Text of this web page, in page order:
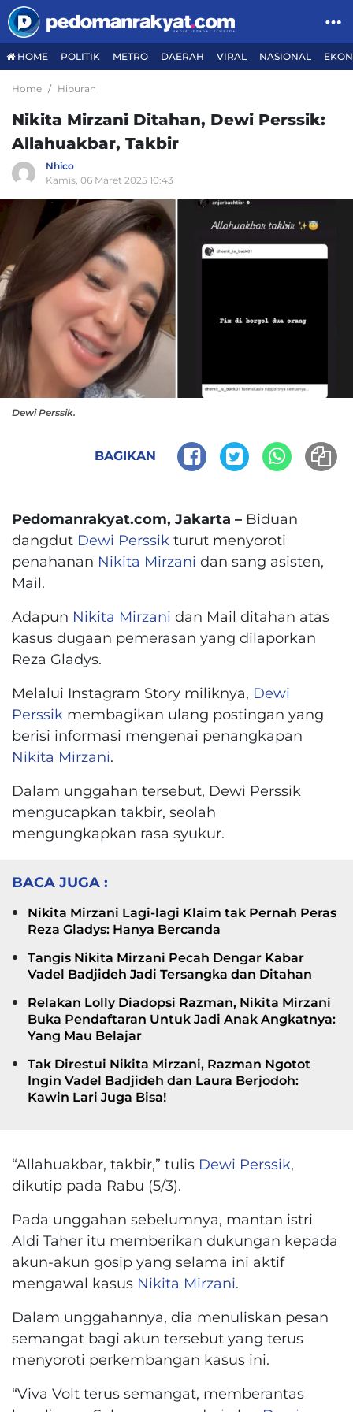
HOME POLITIK METRO DAERAH VIRAL NASIONAL
Home Hiburan
Nikita Mirzani Ditahan, Dewi Perssik:
Allahuakbar, Takbir
Nhico
Kamis, 06 Maret 2025 10:43
Dewi Perssik.
BAGIKAN
Pedomanrakyat.com, Jakarta – Biduan
dangdut Dewi Perssik turut menyoroti
penahanan Nikita Mirzani dan sang asisten,
Mail.
Adapun Nikita Mirzani dan Mail ditahan atas
kasus dugaan pemerasan yang dilaporkan
Reza Gladys.
Melalui Instagram Story miliknya, Dewi
Perssik membagikan ulang postingan yang
berisi informasi mengenai penangkapan
Nikita Mirzani.
Dalam unggahan tersebut, Dewi Perssik
mengucapkan takbir, seolah
mengungkapkan rasa syukur.
BACA JUGA :
Nikita Mirzani Lagi-lagi Klaim tak Pernah Peras
Reza Gladys: Hanya Bercanda
Tangis Nikita Mirzani Pecah Dengar Kabar
Vadel Badjideh Jadi Tersangka dan Ditahan
Relakan Lolly Diadopsi Razman, Nikita Mirzani
Buka Pendaftaran Untuk Jadi Anak Angkatnya:
Yang Mau Belajar
Tak Direstui Nikita Mirzani, Razman Ngotot
Ingin Vadel Badjideh dan Laura Berjodoh:
Kawin Lari Juga Bisa!
“Allahuakbar, takbir,” tulis Dewi Perssik,
dikutip pada Rabu (5/3).
Pada unggahan sebelumnya, mantan istri
Aldi Taher itu memberikan dukungan kepada
akun-akun gosip yang selama ini aktif
mengawal kasus Nikita Mirzani.
Dalam unggahannya, dia menuliskan pesan
semangat bagi akun tersebut yang terus
menyoroti perkembangan kasus ini.
“Viva Volt terus semangat, memberantas